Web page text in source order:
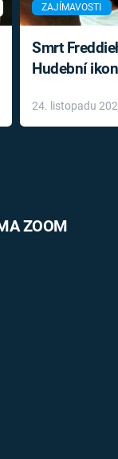
ZAJÍMAVOSTI
Smrt
Hudební
léky
24. listopadu
ZOOM